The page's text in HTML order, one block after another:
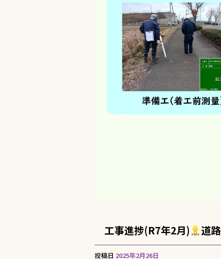
工事進捗(R7年2月) 道
投稿日 2025年2月26日